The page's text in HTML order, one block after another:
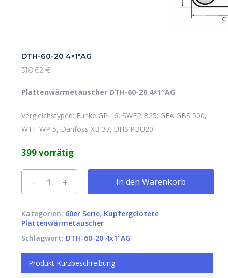
DTH-60-20 4×1″AG
318,62 €
Plattenwärmetauscher DTH-60-20 4×1″AG
Vergleichstypen: Funke GPL 6, SWEP B25; GEA GBS 500,
WTT WP 5, Danfoss XB 37, UHS PBU20
399 vorrätig
In den Warenkorb
Kategorien: 60er Serie, Kupfergelötete
Plattenwärmetauscher
Schlagwort: DTH-60-20 4x1"AG
Produkt Kurzbeschreibung